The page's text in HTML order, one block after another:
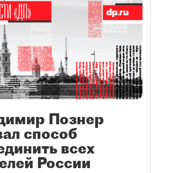
Познер
способ
всех
России